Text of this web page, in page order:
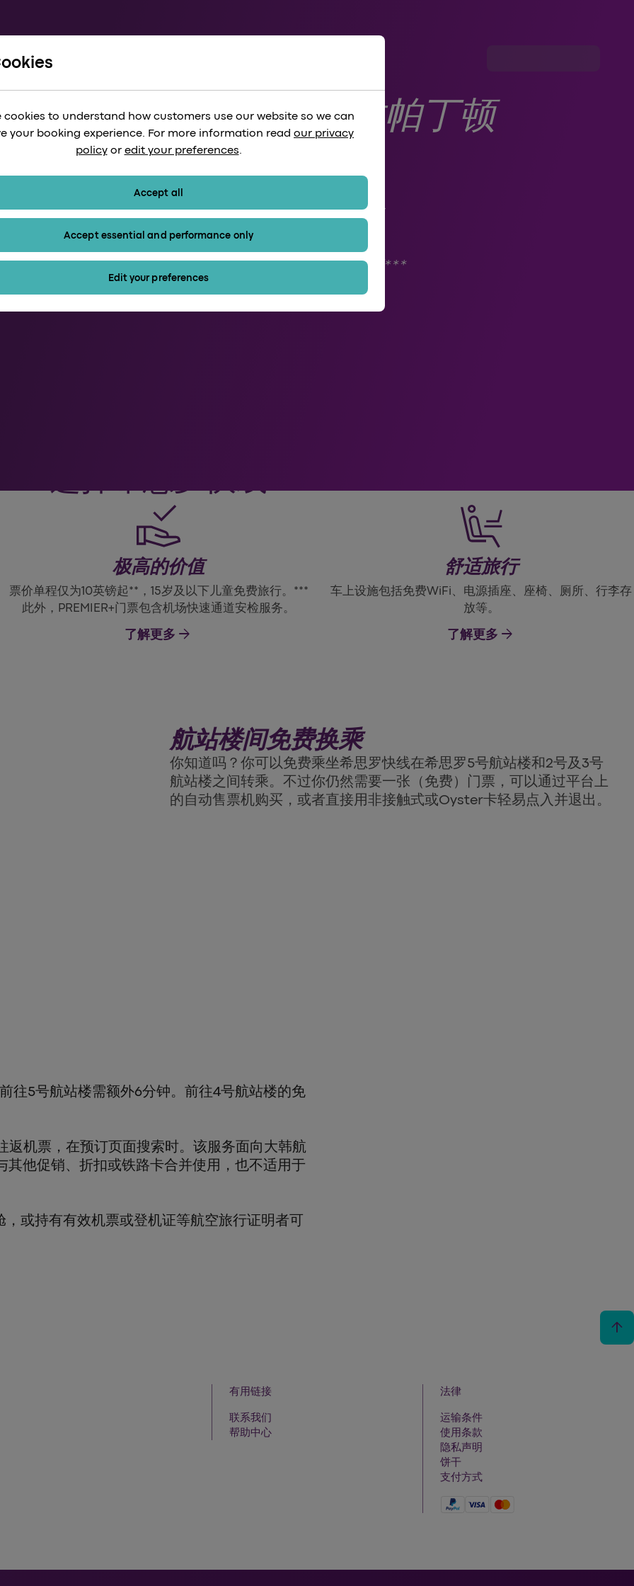
train
希思罗到伦敦帕丁顿
15分钟*
我们的列车每15分钟一班
票价起价为单程10英镑**
15岁及以下儿童免费旅行***
极高的价值
票价单程仅为10英镑起**，15岁及以下儿童免费旅行。***
此外，PREMIER+门票包含机场快速通道安检服务。
了解更多 arrow_forward
舒适旅行
车上设施包括免费WiFi、电源插座、座椅、厕所、行李存
放等。
了解更多 arrow_forward
航站楼间免费换乘
你知道吗？你可以免费乘坐希思罗快线在希思罗5号航站楼和2号及3号
航站楼之间转乘。不过你仍然需要一张（免费）门票，可以通过平台上
的自动售票机购买，或者直接用非接触式或Oyster卡轻易点入并退出。
往5号航站楼需额外6分钟。前往4号航站楼的免
机票，在预订页面搜索时。该服务面向大韩航
他促销、折扣或铁路卡合并使用，也不适用于
或持有有效机票或登机证等航空旅行证明者可
arrow_upward
有用链接
联系我们
帮助中心
法律
运输条件
使用条款
隐私声明
饼干
支付方式
cookies to understand how customers use our website so we can
your booking experience. For more information read our privacy
policyor edit your preferences.
Accept all
Accept essential and performance only
Edit your preferences